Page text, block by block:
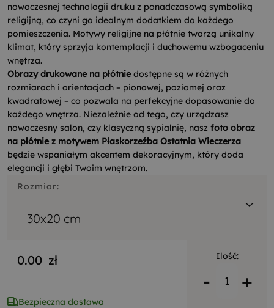
nowoczesnej technologii druku z ponadczasową symboliką
religijną, co czyni go idealnym dodatkiem do każdego
pomieszczenia. Motywy religijne na płótnie tworzą unikalny
klimat, który sprzyja kontemplacji i duchowemu wzbogaceniu
wnętrza.
Obrazy drukowane na płótnie dostępne są w różnych
rozmiarach i orientacjach – pionowej, poziomej oraz
kwadratowej – co pozwala na perfekcyjne dopasowanie do
każdego wnętrza. Niezależnie od tego, czy urządzasz
nowoczesny salon, czy klasyczną sypialnię, nasz foto obraz
na płótnie z motywem Płaskorzeźba Ostatnia Wieczerza
będzie wspaniałym akcentem dekoracyjnym, który doda
elegancji i głębi Twoim wnętrzom.
Rozmiar:
30x20 cm
0.00 zł
Bezpieczna dostawa
Ilość:
- +